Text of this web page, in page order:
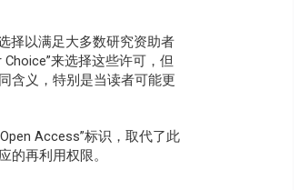
择以满足大多数研究资助者
来选择这些许可，但
含义，特别是当读者可能更
Access”标识，取代了此
的再利用权限。